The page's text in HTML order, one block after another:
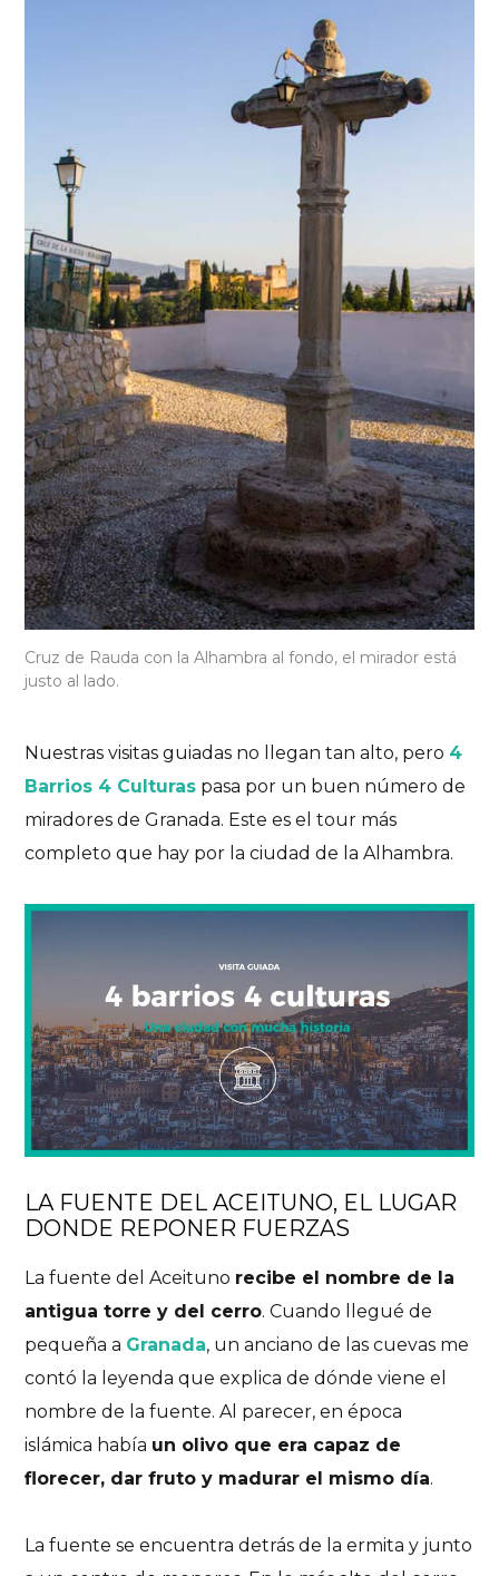
Cruz de Rauda con la Alhambra al fondo, el mirador está
justo al lado.
Nuestras visitas guiadas no llegan tan alto, pero 4
Barrios 4 Culturas pasa por un buen número de
miradores de Granada. Este es el tour más
completo que hay por la ciudad de la Alhambra.
LA FUENTE DEL ACEITUNO, EL LUGAR
DONDE REPONER FUERZAS
La fuente del Aceituno recibe el nombre de la
antigua torre y del cerro. Cuando llegué de
pequeña a Granada, un anciano de las cuevas me
contó la leyenda que explica de dónde viene el
nombre de la fuente. Al parecer, en época
islámica había un olivo que era capaz de
florecer, dar fruto y madurar el mismo día.
La fuente se encuentra detrás de la ermita y junto